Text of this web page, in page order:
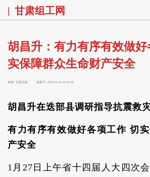
甘肃组工网
胡昌升：有力有序有效做好
实保障群众生命财产安全
来源: 甘肃日报 更新于: 2026-01-28 09:05:06
胡昌升在迭部县调研指导抗震救
有力有序有效做好各项工作 切
产安全
1月27日上午省十四届人大四次